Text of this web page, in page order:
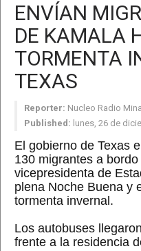
ENVÍAN
DE KAMALA
TORMENTA
TEXAS
Reporter: Nucleo Radio Mina
Published: lunes, 26 de
El gobierno de Texas
130 migrantes a
vicepresidenta de
plena Noche Buena y
tormenta invernal.
Los autobuses
frente a la residencia